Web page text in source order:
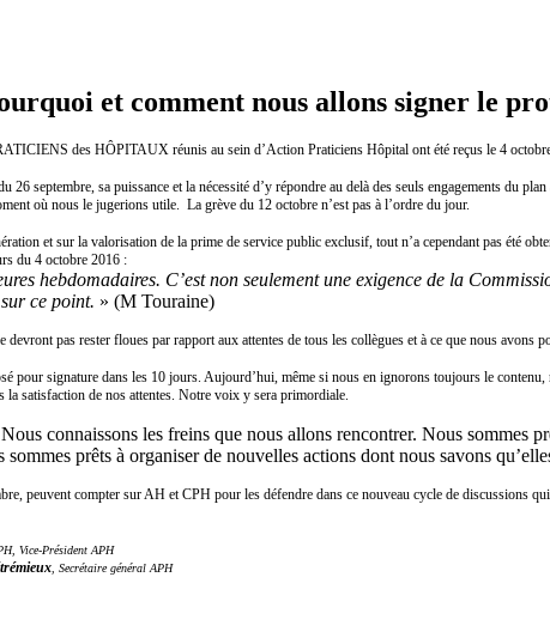
et comment nous allons signer le
des HÔPITAUX réunis au sein d’Action Praticiens Hôpital ont été reçus le 4
septembre, sa puissance et la nécessité d’y répondre au delà des seuls engagements du
où nous le jugerions utile. La grève du 12 octobre n’est pas à l’ordre du jour.
et sur la valorisation de la prime de service public exclusif, tout n’a cependant pas été
du 4 octobre 2016 :
hebdomadaires. C’est non seulement une exigence de la
ce point. » (M Touraine)
pas rester floues par rapport aux attentes de tous les collègues et à ce que nous avons
pour signature dans les 10 jours. Aujourd’hui, même si nous en ignorons toujours le
la satisfaction de nos attentes. Notre voix y sera primordiale.
connaissons les freins que nous allons rencontrer. Nous sommes
prêts à organiser de nouvelles actions dont nous savons
peuvent compter sur AH et CPH pour les défendre dans ce nouveau cycle de discussions
Vice-Président APH
, Secrétaire général APH